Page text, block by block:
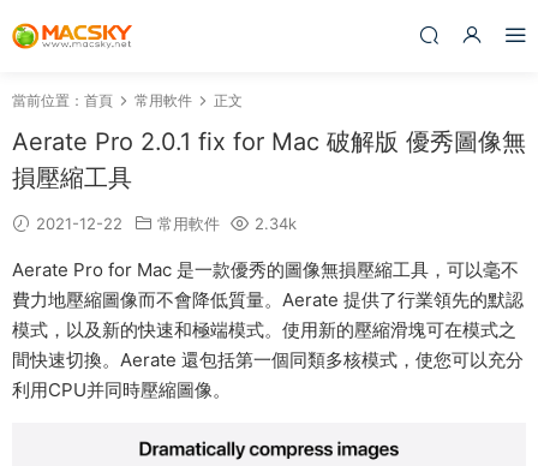
當前位置： 首頁 常用軟件 正文
Aerate Pro 2.0.1 fix for Mac 破解版 優秀圖像無
損壓縮工具
2021-12-22 常用軟件 2.34k
Aerate Pro for Mac 是一款優秀的圖像無損壓縮工具，可以毫不
費力地壓縮圖像而不會降低質量。Aerate 提供了行業領先的默認
模式，以及新的快速和極端模式。使用新的壓縮滑塊可在模式之
間快速切換。Aerate 還包括第一個同類多核模式，使您可以充分
利用CPU并同時壓縮圖像。